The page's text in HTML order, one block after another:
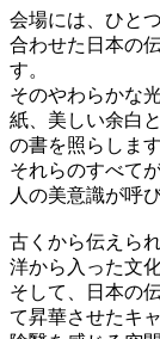
会場には、ひと
合わせた日本の
す。
そのやわらかな
紙、美しい余白
の書を照らします
それらのすべて
人の美意識が呼
古くから伝えら
洋から入った文
そして、日本の
て昇華させたキ